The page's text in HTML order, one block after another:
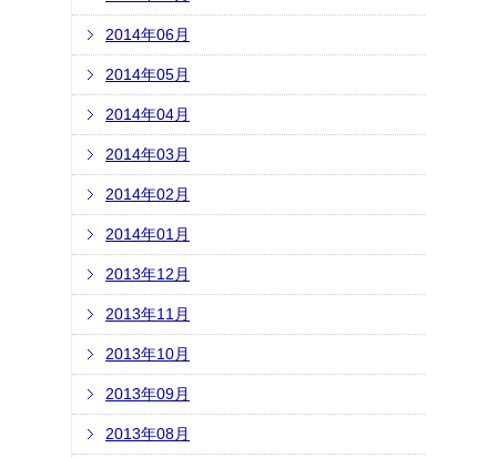
2014年06月
2014年05月
2014年04月
2014年03月
2014年02月
2014年01月
2013年12月
2013年11月
2013年10月
2013年09月
2013年08月